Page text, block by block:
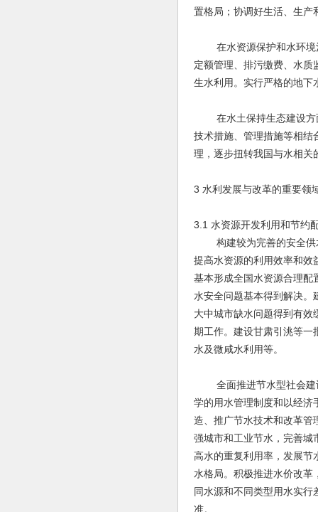
置格局；协调好生活、生
在水资源保护和水环境治
定额管理、排污缴费、水
生水利用。实行严格的地下
在水土保持生态建设方面
技术措施、管理措施等相结
理，逐步扭转我国与水相关
3 水利发展与改革的重要领
3.1 水资源开发利用和节约
构建较为完善的安全供水
提高水资源的利用效率和效
基本形成全国水资源合理配
水安全问题基本得到解决。
大中城市缺水问题得到有
期工作。建设甘肃引洮等一
水及微咸水利用等。
全面推进节水型社会建设
学的用水管理制度和以经济
造、推广节水技术和改革管
强城市和工业节水，完善城
高水的重复利用率，发展节
水格局。积极推进水价改革
同水源和不同类型用水实
准。